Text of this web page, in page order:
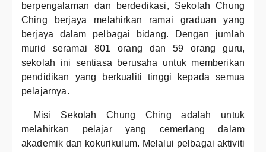
berpengalaman dan berdedikasi, Sekolah Chung
Ching berjaya melahirkan ramai graduan yang
berjaya dalam pelbagai bidang. Dengan jumlah
murid seramai 801 orang dan 59 orang guru,
sekolah ini sentiasa berusaha untuk memberikan
pendidikan yang berkualiti tinggi kepada semua
pelajarnya.
Misi Sekolah Chung Ching adalah untuk
melahirkan pelajar yang cemerlang dalam
akademik dan kokurikulum. Melalui pelbagai aktiviti